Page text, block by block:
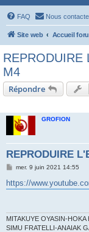
FAQ Nous
Site web Accueil
REPRODUIRE
M4
Répondre
GROFION
REPRODUIRE
M
s
s
mer. 9 juin 2021 14:55
https://
MITAKUYE OYASIN-HOKA
SIMU FRATELLI-ANAIAK